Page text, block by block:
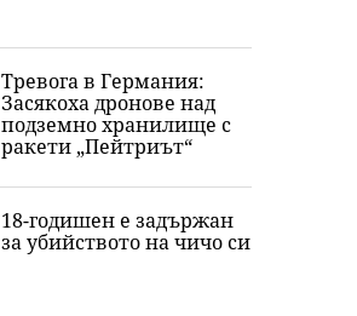
Тревога в Германия:
Засякоха дронове над
подземно хранилище с
ракети „Пейтриът“
18-годишен е задържан
за убийството на чичо си